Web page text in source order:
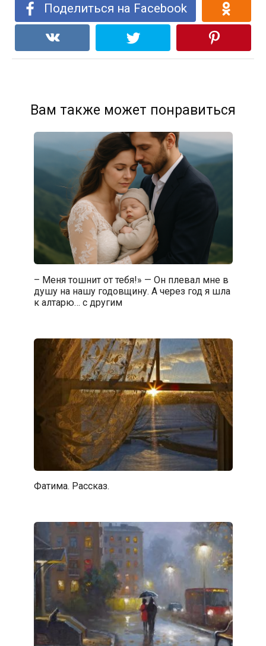
Поделиться на Facebook
Вам также может понравиться
– Меня тошнит от тебя!» — Он плевал мне в
душу на нашу годовщину. А через год я шла
к алтарю… с другим
Фатима. Рассказ.